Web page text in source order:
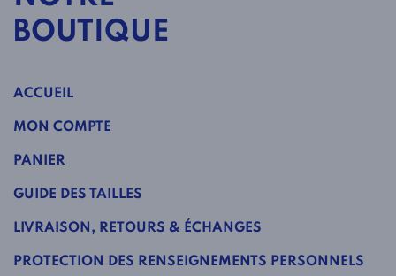
BOUTIQUE
ACCUEIL
MON COMPTE
PANIER
GUIDE DES TAILLES
LIVRAISON, RETOURS & ÉCHANGES
PROTECTION DES RENSEIGNEMENTS PERSONNELS